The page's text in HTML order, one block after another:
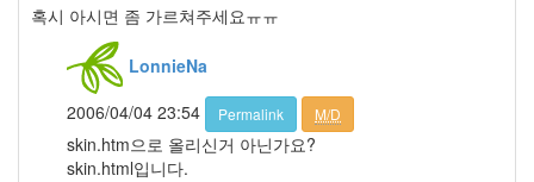
혹시 아시면 좀 가르쳐주세요ㅠㅠ
LonnieNa
2006/04/04 23:54
Permalink M/D
skin.htm으로 올리신거 아닌가요?
skin.html입니다.
월
2007